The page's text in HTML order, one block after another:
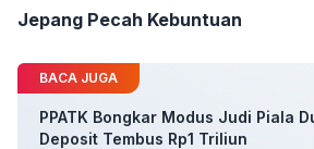
Jepang Pecah Kebuntuan
BACA JUGA
PPATK Bongkar Modus Judi Piala
Deposit Tembus Rp1 Triliun